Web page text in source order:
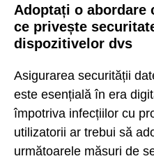
Adoptați o abordare
ce privește
dispozitivelor dvs
Asigurarea securității
este esențială în era
împotriva infecțiilor cu
utilizatorii ar trebui să
următoarele măsuri de